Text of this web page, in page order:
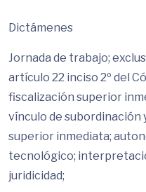
Dictámenes
Jornada de trabajo;
artículo 22 inciso 2º del
fiscalización superior
vínculo de subordinación
superior inmediata;
tecnológico;
juridicidad;